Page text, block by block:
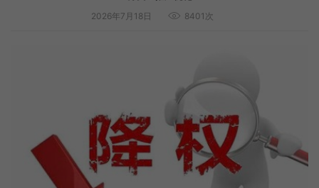
2026年7月18日 8401次